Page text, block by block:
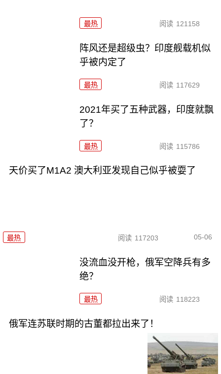
最热 阅读 121158
阵风还是超级虫？印度舰载机似
乎被内定了
最热 阅读 117629
2021年买了五种武器，印度就飘
了？
最热 阅读 115786
天价买了M1A2 澳大利亚发现自己似乎被耍了
最热 阅读 117203 05-06
没流血没开枪，俄军空降兵有多
绝？
最热 阅读 118223
俄军连苏联时期的古董都拉出来了！